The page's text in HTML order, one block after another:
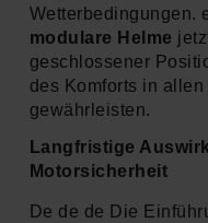
Wetterbedingungen.
modulare Helme
geschlossener
des Komforts in
gewährleisten.
Langfristige
Motorsicherheit
De de de Die